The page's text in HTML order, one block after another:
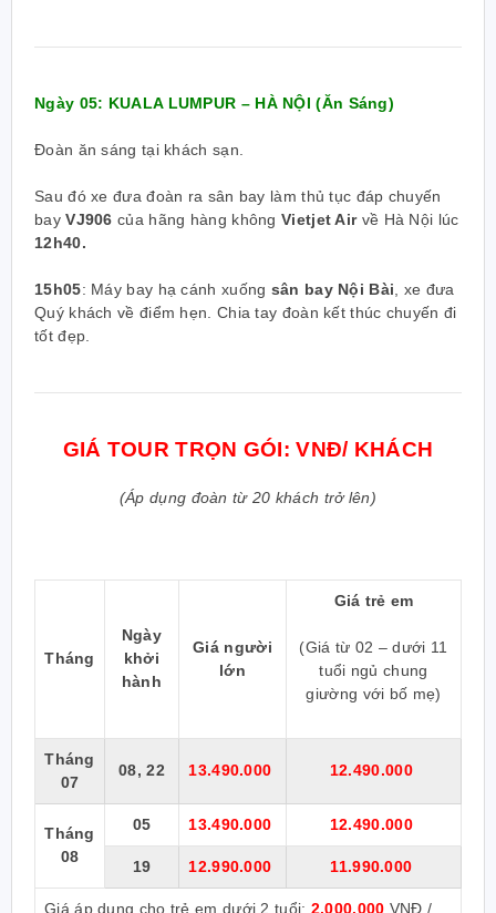
Ngày 05: KUALA LUMPUR – HÀ NỘI (Ăn Sáng)
Đoàn ăn sáng tại khách sạn.
Sau đó xe đưa đoàn ra sân bay làm thủ tục đáp chuyến
bayVJ906của hãng hàng khôngVietjet Air về Hà Nội lúc
12h40.
15h05: Máy bay hạ cánh xuống sân bay Nội Bài , xe đưa
Quý khách về điểm hẹn. Chia tay đoàn kết thúc chuyến đi
tốt đẹp.
GIÁ TOUR TRỌN GÓI: VNĐ/ KHÁCH
(Áp dụng đoàn từ 20 khách trở lên)
Tháng
Ngày
khởi
hành
Giá người
lớn
Giá trẻ em
(Giá từ 02 – dưới 11
tuổi ngủ chung
giường với bố mẹ)
Tháng
07
08, 22 13.490.000 12.490.000
Tháng
08
05 13.490.000 12.490.000
19 12.990.000 11.990.000
Giá áp dụng cho trẻ em dưới 2 tuổi: 2.000.000 VNĐ /